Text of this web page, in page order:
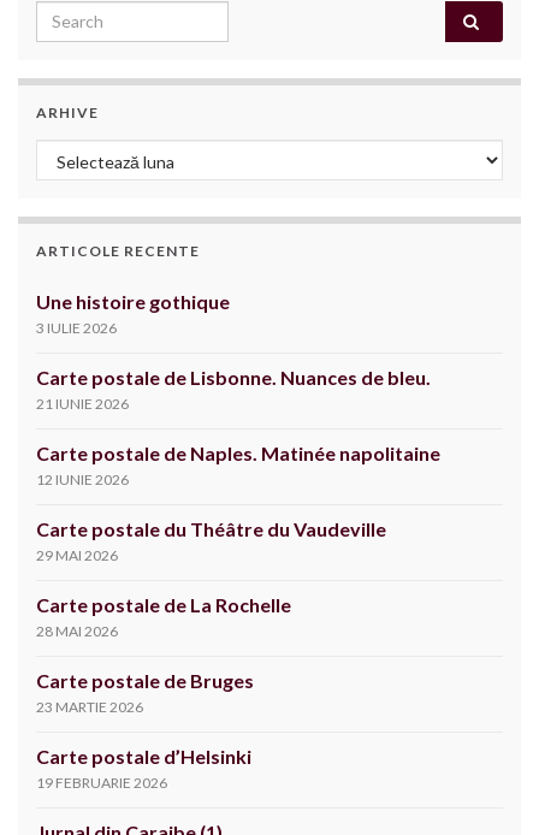
Search for:
ARHIVE
Arhive
ARTICOLE RECENTE
Une histoire gothique
3 IULIE 2026
Carte postale de Lisbonne. Nuances de bleu.
21 IUNIE 2026
Carte postale de Naples. Matinée napolitaine
12 IUNIE 2026
Carte postale du Théâtre du Vaudeville
29 MAI 2026
Carte postale de La Rochelle
28 MAI 2026
Carte postale de Bruges
23 MARTIE 2026
Carte postale d’Helsinki
19 FEBRUARIE 2026